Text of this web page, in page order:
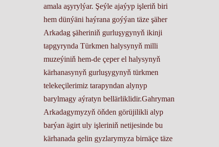
amala aşyrylýar. Şeýle ajaýyp işleriň biri
hem dünýäni haýrana goýýan täze şäher
Arkadag şäheriniň gurluşygynyň ikinji
tapgyrynda Türkmen halysynyň milli
muzeýiniň hem-de çeper el halysynyň
kärhanasynyň gurluşygynyň türkmen
telekeçilerimiz tarapyndan alynyp
barylmagy aýratyn bellärliklidir.Gahryman
Arkadagymyzyň öňden görüjilikli alyp
barýan ägirt uly işleriniň netijesinde bu
kärhanada gelin gyzlarymyza birnäçe täze